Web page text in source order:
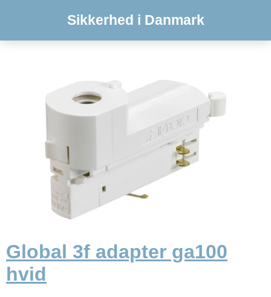
Sikkerhed i Danmark
Global 3f adapter ga100
hvid